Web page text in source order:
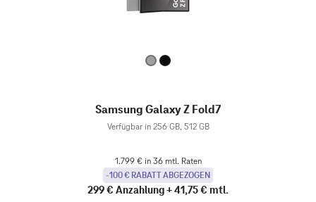
Samsung Galaxy Z Fold7
Verfügbar in 256 GB, 512 GB
1.799 € in 36 mtl. Raten
-100 € RABATT ABGEZOGEN
299 € Anzahlung+41,75 € mtl.